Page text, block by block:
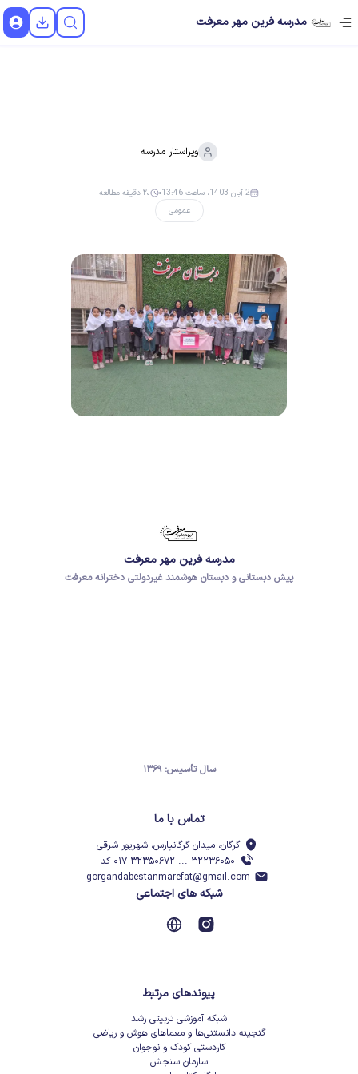
مدرسه فرین مهر معرفت
ویراستار مدرسه
عمومی
2 آبان 1403، ساعت 13:46 ۲۰ دقیقه مطالعه
مدرسه فرین مهر معرفت
پیش دبستانی و دبستان هوشمند غیردولتی دخترانه معرفت
سال تأسیس: ۱۳۶۹
تماس با ما
گرگان، میدان گرگانپارس، شهریور شرقی
۳۲۲۳۶۰۵۰ ... ۳۲۳۵۰۶۷۲ ۰۱۷ کد
gorgandabestanmarefat@gmail.com
شبکه های اجتماعی
پیوندهای مرتبط
شبکه آموزشی تربیتی رشد
گنجینه دانستنی‌ها و معماهای هوش و ریاضی
کاردستی کودک و نوجوان
سازمان سنجش